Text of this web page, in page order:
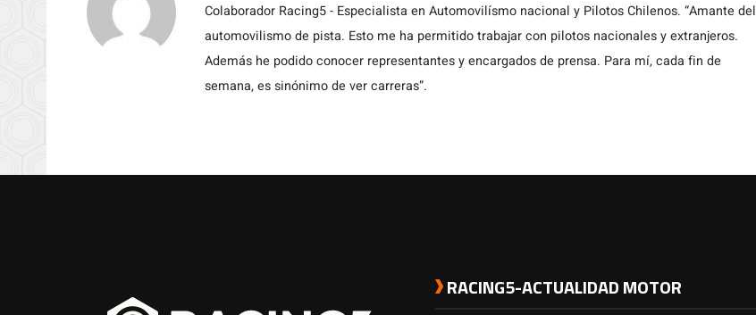
Colaborador Racing5 - Especialista en Automovilísmo nacional y Pilotos Chilenos. “Amante del
automovilismo de pista. Esto me ha permitido trabajar con pilotos nacionales y extranjeros.
Además he podido conocer representantes y encargados de prensa. Para mí, cada fin de
semana, es sinónimo de ver carreras”.
RACING5-ACTUALIDAD MOTOR